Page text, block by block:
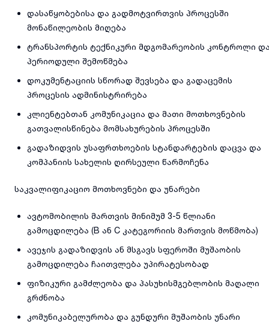
დასაწყობებისა და გადმოტვირთვის პროცესში
მონაწილეობის მიღება
ტრანსპორტის ტექნიკური მდგომარეობის კონტროლი
პერიოდული შემოწმება
დოკუმენტაციის სწორად შევსება და გადაცემის
პროცესის ადმინისტრირება
კლიენტებთან კომუნიკაცია და მათი მოთხოვნების
გათვალისწინება მომსახურების პროცესში
გადაზიდვის უსაფრთხოების სტანდარტების დაცვა და
კომპანიის სახელის ღირსეული წარმოჩენა
საკვალიფიკაციო მოთხოვნები და უნარები
ავტომობილის მართვის მინიმუმ 3-5 წლიანი
გამოცდილება (B ან C კატეგორიის მართვის მოწმობა)
ავეჯის გადაზიდვის ან მსგავს სფეროში მუშაობის
გამოცდილება ჩაითვლება უპირატესობად
ფიზიკური გამძლეობა და პასუხისმგებლობის მაღალი
გრძნობა
კომუნიკაბელურობა და გუნდური მუშაობის უნარი